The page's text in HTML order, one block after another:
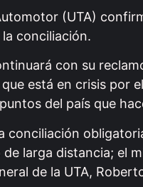
(UTA)
conciliación.
con su
está en crisis por
del país que
conciliación
de larga distancia; el
de la UTA,